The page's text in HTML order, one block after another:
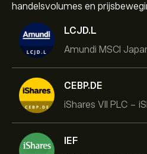
handelsvolumes en
LCJD.L
CEBP.DE
IEF